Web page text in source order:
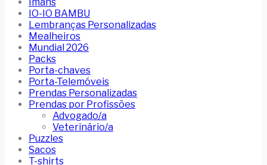
IO-IO BAMBU
Lembranças Personalizadas
Mealheiros
Mundial 2026
Packs
Porta-chaves
Porta-Telemóveis
Prendas Personalizadas
Prendas por Profissões
Advogado/a
Veterinário/a
Puzzles
Sacos
T-shirts